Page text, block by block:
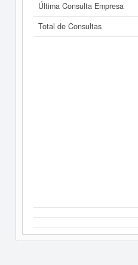
Última Consulta Empresa
Total de Consultas